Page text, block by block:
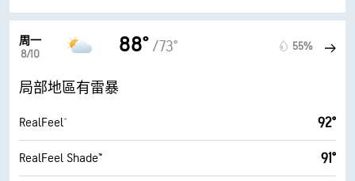
周一
8/10
88° /73° 55%
局部地區有雷暴
RealFeel® 92°
RealFeel Shade™ 91°